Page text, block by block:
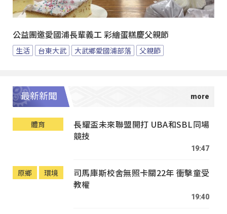
公益團邀愛國浦長輩義工 彩繪蛋糕慶父親節
生活 台東大武 大武鄉愛國浦部落 父親節
最新新聞
體育
長耀盃未來聯盟開打 UBA和SBL同場
競技
19:47
原鄉 環境
司馬庫斯校舍無照卡關22年 衝擊童受
教權
19:40